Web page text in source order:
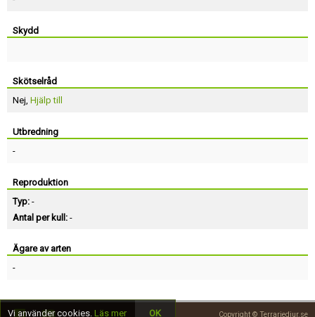
Skydd
Skötselråd
Nej, Hjälp till
Utbredning
-
Reproduktion
Typ: -
Antal per kull: -
Ägare av arten
-
Copyright © Terrariedjur.se
Vi använder cookies. Läs mer OK